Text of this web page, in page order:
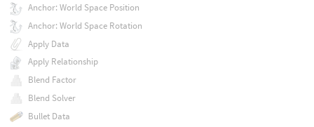
Anchor: World Space Position
Anchor: World Space Rotation
Apply Data
Apply Relationship
Blend Factor
Blend Solver
Bullet Data